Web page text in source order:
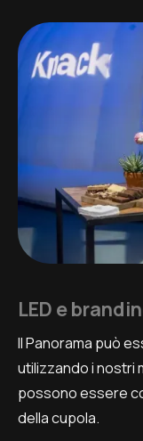
LED e
Il Panorama può
utilizzando i nostri
possono essere
della cupola.